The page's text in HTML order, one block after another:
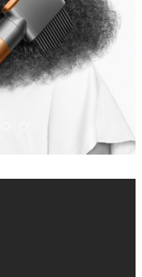
copper-dark-blue-6
bright-copper-dark-
bright-copper-dark-